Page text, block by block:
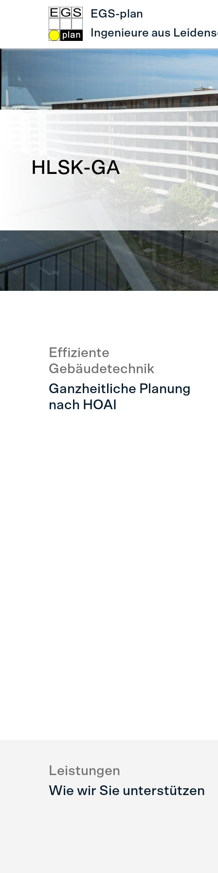
EGS-plan
Ingenieure aus
HLSK-GA
Effiziente
Gebäudetechnik
Ganzheitliche Planung
nach HOAI
Leistungen
Wie wir Sie unterstützen